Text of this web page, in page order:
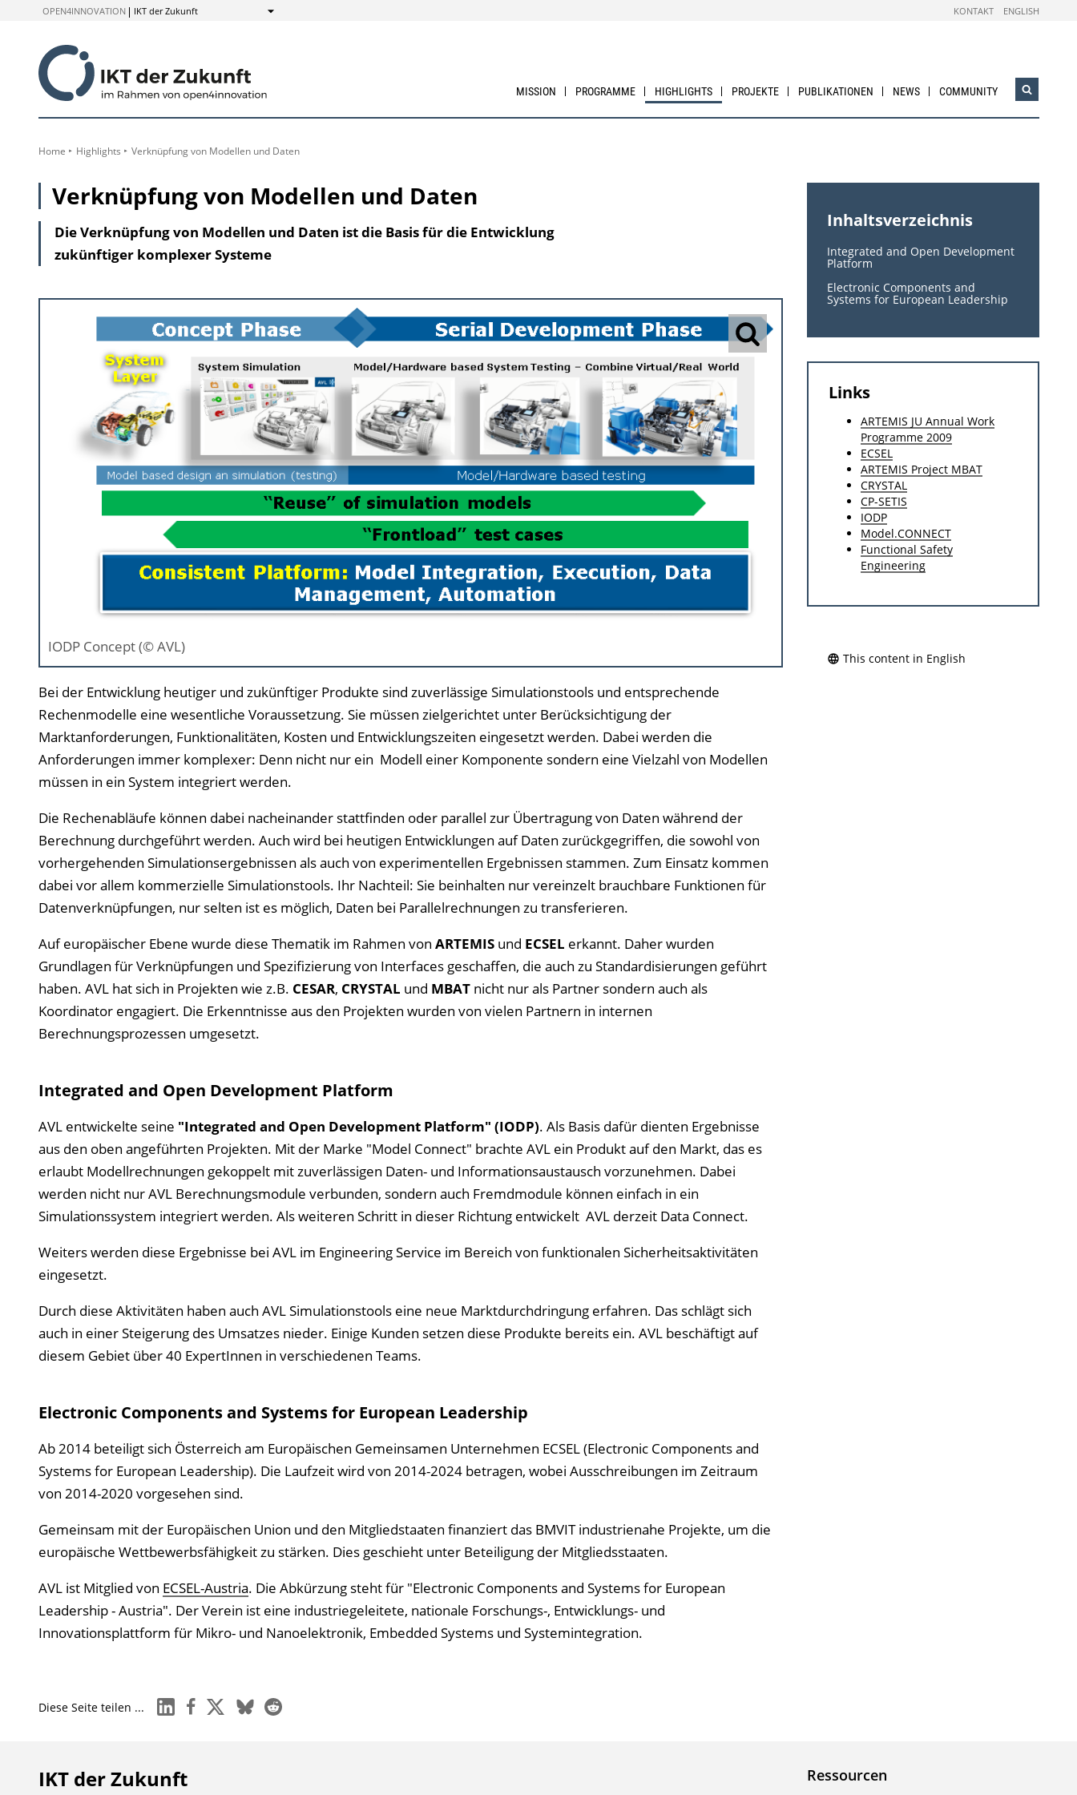
OPEN4INNOVATION IKT der Zukunft
Anzeigen
KONTAKT ENGLISH
MISSION PROGRAMME HIGHLIGHTS PROJEKTE PUBLIKATIONEN NEWS COMMUNITY
Home Highlights Verknüpfung von Modellen und Daten
Verknüpfung von Modellen und Daten
Die Verknüpfung von Modellen und Daten ist die Basis für die Entwicklung
zukünftiger komplexer Systeme
IODP Concept (© AVL)
Bei der Entwicklung heutiger und zukünftiger Produkte sind zuverlässige Simulationstools und entsprechende
Rechenmodelle eine wesentliche Voraussetzung. Sie müssen zielgerichtet unter Berücksichtigung der
Marktanforderungen, Funktionalitäten, Kosten und Entwicklungszeiten eingesetzt werden. Dabei werden die
Anforderungen immer komplexer: Denn nicht nur ein Modell einer Komponente sondern eine Vielzahl von Modellen
müssen in ein System integriert werden.
Die Rechenabläufe können dabei nacheinander stattfinden oder parallel zur Übertragung von Daten während der
Berechnung durchgeführt werden. Auch wird bei heutigen Entwicklungen auf Daten zurückgegriffen, die sowohl von
vorhergehenden Simulationsergebnissen als auch von experimentellen Ergebnissen stammen. Zum Einsatz kommen
dabei vor allem kommerzielle Simulationstools. Ihr Nachteil: Sie beinhalten nur vereinzelt brauchbare Funktionen für
Datenverknüpfungen, nur selten ist es möglich, Daten bei Parallelrechnungen zu transferieren.
Auf europäischer Ebene wurde diese Thematik im Rahmen von ARTEMISund ECSEL erkannt. Daher wurden
Grundlagen für Verknüpfungen und Spezifizierung von Interfaces geschaffen, die auch zu Standardisierungen geführt
haben. AVL hat sich in Projekten wie z.B. CESAR, CRYSTAL und MBATnicht nur als Partner sondern auch als
Koordinator engagiert. Die Erkenntnisse aus den Projekten wurden von vielen Partnern in internen
Berechnungsprozessen umgesetzt.
Integrated and Open Development Platform
AVL entwickelte seine "Integrated and Open Development Platform" (IODP). Als Basis dafür dienten Ergebnisse
aus den oben angeführten Projekten. Mit der Marke "Model Connect" brachte AVL ein Produkt auf den Markt, das es
erlaubt Modellrechnungen gekoppelt mit zuverlässigen Daten- und Informationsaustausch vorzunehmen. Dabei
werden nicht nur AVL Berechnungsmodule verbunden, sondern auch Fremdmodule können einfach in ein
Simulationssystem integriert werden. Als weiteren Schritt in dieser Richtung entwickelt AVL derzeit Data Connect.
Weiters werden diese Ergebnisse bei AVL im Engineering Service im Bereich von funktionalen Sicherheitsaktivitäten
eingesetzt.
Durch diese Aktivitäten haben auch AVL Simulationstools eine neue Marktdurchdringung erfahren. Das schlägt sich
auch in einer Steigerung des Umsatzes nieder. Einige Kunden setzen diese Produkte bereits ein. AVL beschäftigt auf
diesem Gebiet über 40 ExpertInnen in verschiedenen Teams.
Electronic Components and Systems for European Leadership
Ab 2014 beteiligt sich Österreich am Europäischen Gemeinsamen Unternehmen ECSEL (Electronic Components and
Systems for European Leadership). Die Laufzeit wird von 2014-2024 betragen, wobei Ausschreibungen im Zeitraum
von 2014-2020 vorgesehen sind.
Gemeinsam mit der Europäischen Union und den Mitgliedstaaten finanziert das BMVIT industrienahe Projekte, um die
europäische Wettbewerbsfähigkeit zu stärken. Dies geschieht unter Beteiligung der Mitgliedsstaaten.
AVL ist Mitglied von ECSEL-Austria. Die Abkürzung steht für "Electronic Components and Systems for European
Leadership - Austria". Der Verein ist eine industriegeleitete, nationale Forschungs-, Entwicklungs- und
Innovationsplattform für Mikro- und Nanoelektronik, Embedded Systems und Systemintegration.
Inhaltsverzeichnis
Integrated and Open Development
Platform
Electronic Components and
Systems for European Leadership
Links
ARTEMIS JU Annual Work
Programme 2009
ECSEL
ARTEMIS Project MBAT
CRYSTAL
CP-SETIS
IODP
Model.CONNECT
Functional Safety
Engineering
This content in English
Diese Seite teilen ... linkedinfacebook
x blueskyreddit
IKT der Zukunft Ressourcen